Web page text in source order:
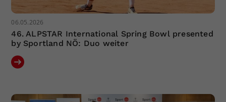
06.05.2026
46. ALPSTAR International Spring Bowl presented
by Sportland NÖ: Duo weiter